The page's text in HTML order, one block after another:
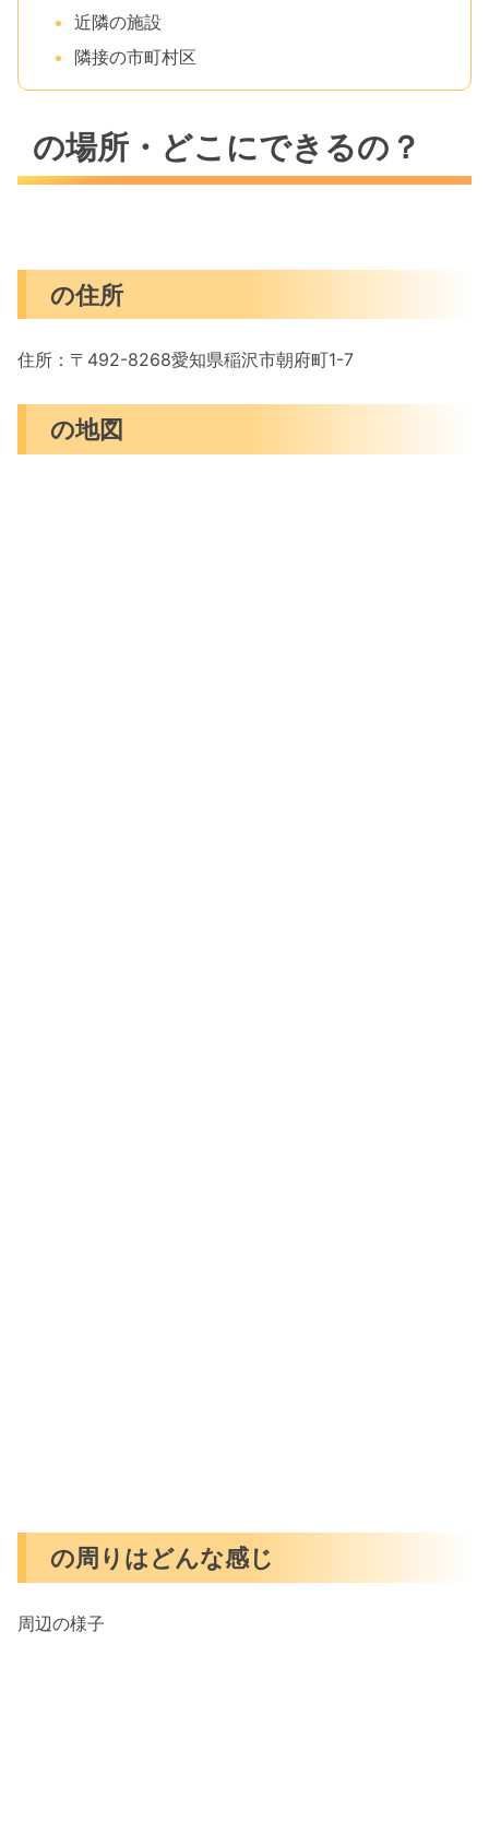
近隣の施設
隣接の市町村区
の場所・どこにできるの？
の住所
住所：〒492-8268愛知県稲沢市朝府町1-7
の地図
の周りはどんな感じ
周辺の様子